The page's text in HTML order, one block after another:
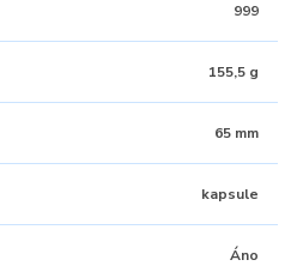
999
155,5 g
65 mm
kapsule
Áno